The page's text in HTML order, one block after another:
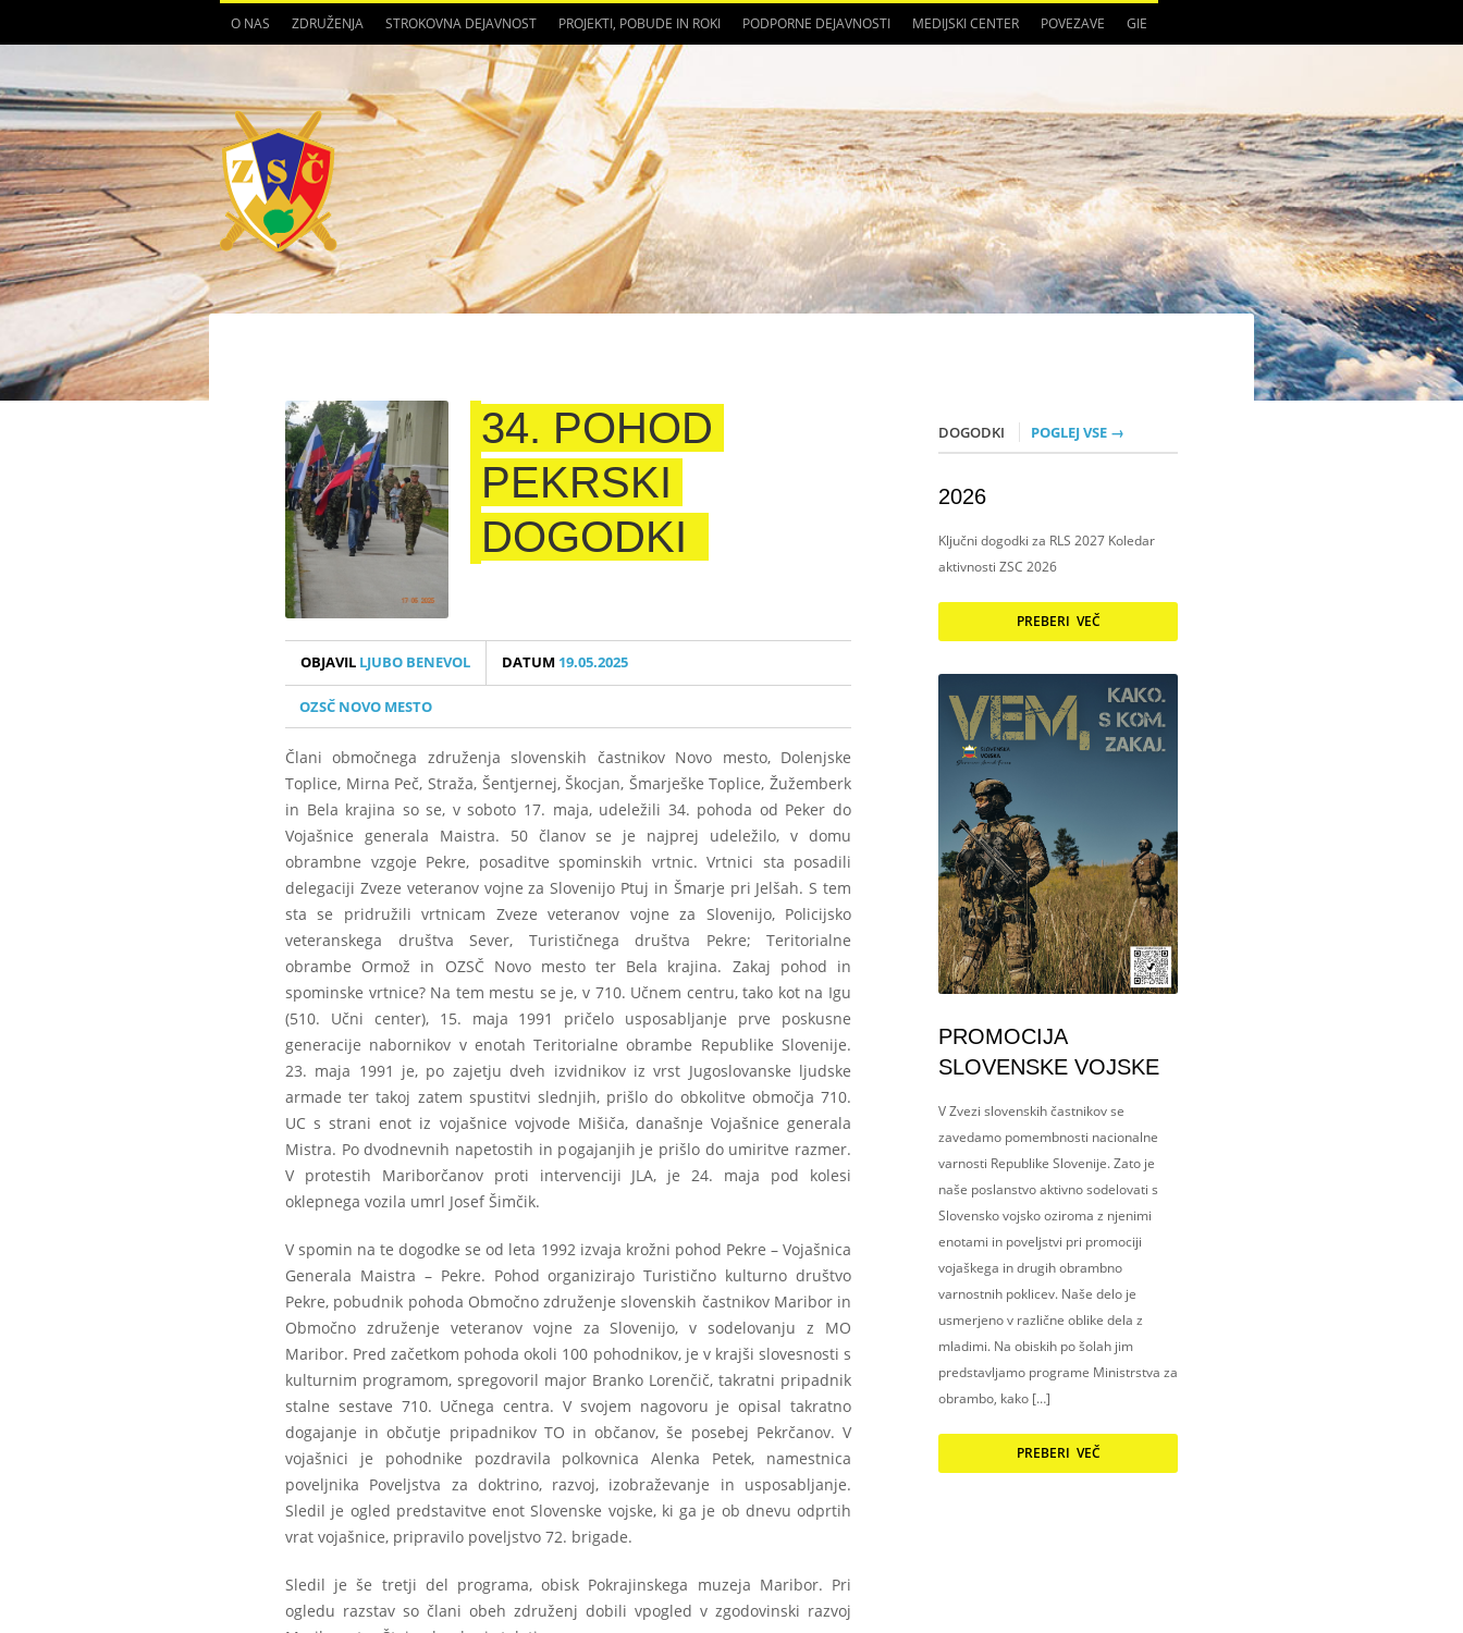
O NAS ZDRUŽENJA STROKOVNA DEJAVNOST PROJEKTI, POBUDE IN ROKI PODPORNE DEJAVNOSTI MEDIJSKI CENTER POVEZAVE GIE
34. POHOD
PEKRSKI
DOGODKI
OBJAVIL LJUBO BENEVOL DATUM 19.05.2025
OZSČ NOVO MESTO
Člani območnega združenja slovenskih častnikov Novo mesto, Dolenjske
Toplice, Mirna Peč, Straža, Šentjernej, Škocjan, Šmarješke Toplice, Žužemberk
in Bela krajina so se, v soboto 17. maja, udeležili 34. pohoda od Peker do
Vojašnice generala Maistra. 50 članov se je najprej udeležilo, v domu
obrambne vzgoje Pekre, posaditve spominskih vrtnic. Vrtnici sta posadili
delegaciji Zveze veteranov vojne za Slovenijo Ptuj in Šmarje pri Jelšah. S tem
sta se pridružili vrtnicam Zveze veteranov vojne za Slovenijo, Policijsko
veteranskega društva Sever, Turističnega društva Pekre; Teritorialne
obrambe Ormož in OZSČ Novo mesto ter Bela krajina. Zakaj pohod in
spominske vrtnice? Na tem mestu se je, v 710. Učnem centru, tako kot na Igu
(510. Učni center), 15. maja 1991 pričelo usposabljanje prve poskusne
generacije nabornikov v enotah Teritorialne obrambe Republike Slovenije.
23. maja 1991 je, po zajetju dveh izvidnikov iz vrst Jugoslovanske ljudske
armade ter takoj zatem spustitvi slednjih, prišlo do obkolitve območja 710.
UC s strani enot iz vojašnice vojvode Mišiča, današnje Vojašnice generala
Mistra. Po dvodnevnih napetostih in pogajanjih je prišlo do umiritve razmer.
V protestih Mariborčanov proti intervenciji JLA, je 24. maja pod kolesi
oklepnega vozila umrl Josef Šimčik.
V spomin na te dogodke se od leta 1992 izvaja krožni pohod Pekre – Vojašnica
Generala Maistra – Pekre. Pohod organizirajo Turistično kulturno društvo
Pekre, pobudnik pohoda Območno združenje slovenskih častnikov Maribor in
Območno združenje veteranov vojne za Slovenijo, v sodelovanju z MO
Maribor. Pred začetkom pohoda okoli 100 pohodnikov, je v krajši slovesnosti s
kulturnim programom, spregovoril major Branko Lorenčič, takratni pripadnik
stalne sestave 710. Učnega centra. V svojem nagovoru je opisal takratno
dogajanje in občutje pripadnikov TO in občanov, še posebej Pekrčanov. V
vojašnici je pohodnike pozdravila polkovnica Alenka Petek, namestnica
poveljnika Poveljstva za doktrino, razvoj, izobraževanje in usposabljanje.
Sledil je ogled predstavitve enot Slovenske vojske, ki ga je ob dnevu odprtih
vrat vojašnice, pripravilo poveljstvo 72. brigade.
Sledil je še tretji del programa, obisk Pokrajinskega muzeja Maribor. Pri
ogledu razstav so člani obeh združenj dobili vpogled v zgodovinski razvoj
DOGODKI POGLEJ VSE →
2026
Ključni dogodki za RLS 2027 Koledar
aktivnosti ZSC 2026
PREBERI VEČ
PROMOCIJA
SLOVENSKE VOJSKE
V Zvezi slovenskih častnikov se
zavedamo pomembnosti nacionalne
varnosti Republike Slovenije. Zato je
naše poslanstvo aktivno sodelovati s
Slovensko vojsko oziroma z njenimi
enotami in poveljstvi pri promociji
vojaškega in drugih obrambno
varnostnih poklicev. Naše delo je
usmerjeno v različne oblike dela z
mladimi. Na obiskih po šolah jim
predstavljamo programe Ministrstva za
obrambo, kako […]
PREBERI VEČ